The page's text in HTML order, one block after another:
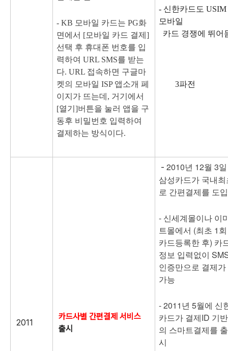
- KB 모바일 카드는 PG화
면에서 [모바일 카드 결제]
선택 후 휴대폰 번호를 입
력하여 URL SMS를 받는
다. URL 접속하면 구글마
켓의 모바일 ISP 앱소개 페
이지가 뜨는데, 거기에서
[열기]버튼을 눌러 앱을 구
동후 비밀번호 입력하여
결제하는 방식이다.
- 신한카드도 USIM
모바일
카드 경쟁에 뛰어
3파전
2011
카드사별 간편결제 서비스
출시
- 2010년 12월 3일
삼성카드가 국내
로 간편결제를 도입
- 신세계몰이나 이
트몰에서 (최초 1회
카드등록한 후) 카
정보 입력없이
인증만으로 결제가
가능
-2011년 5월에 신
카드가 결제ID 기반
의 스마트결제를 출
시